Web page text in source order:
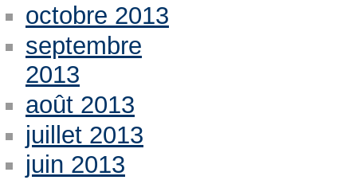
octobre 2013
septembre
2013
août 2013
juillet 2013
juin 2013